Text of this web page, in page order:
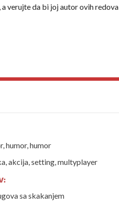
verujte da bi joj autor ovih
humor, humor
akcija, setting, multyplayer
sa skakanjem